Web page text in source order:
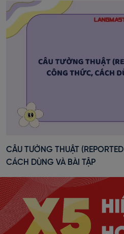
CÂU TƯỜNG THUẬT
CÁCH DÙNG VÀ BÀI TẬP